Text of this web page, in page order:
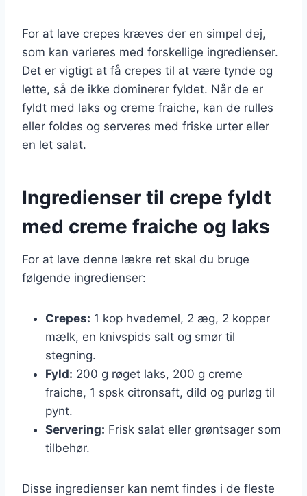
For at lave crepes kræves der en simpel dej,
som kan varieres med forskellige ingredienser.
Det er vigtigt at få crepes til at være tynde og
lette, så de ikke dominerer fyldet. Når de er
fyldt med laks og creme fraiche, kan de rulles
eller foldes og serveres med friske urter eller
en let salat.
Ingredienser til crepe fyldt
med creme fraiche og laks
For at lave denne lækre ret skal du bruge
følgende ingredienser:
Crepes: 1 kop hvedemel, 2 æg, 2 kopper
mælk, en knivspids salt og smør til
stegning.
Fyld: 200 g røget laks, 200 g creme
fraiche, 1 spsk citronsaft, dild og purløg til
pynt.
Servering: Frisk salat eller grøntsager som
tilbehør.
Disse ingredienser kan nemt findes i de fleste